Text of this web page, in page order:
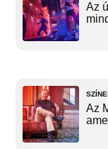
Az
Az